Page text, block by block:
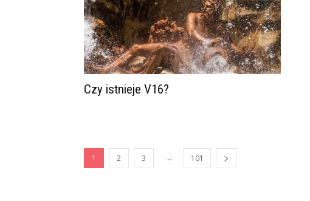
Czy istnieje V16?
1 2 3 ... 101